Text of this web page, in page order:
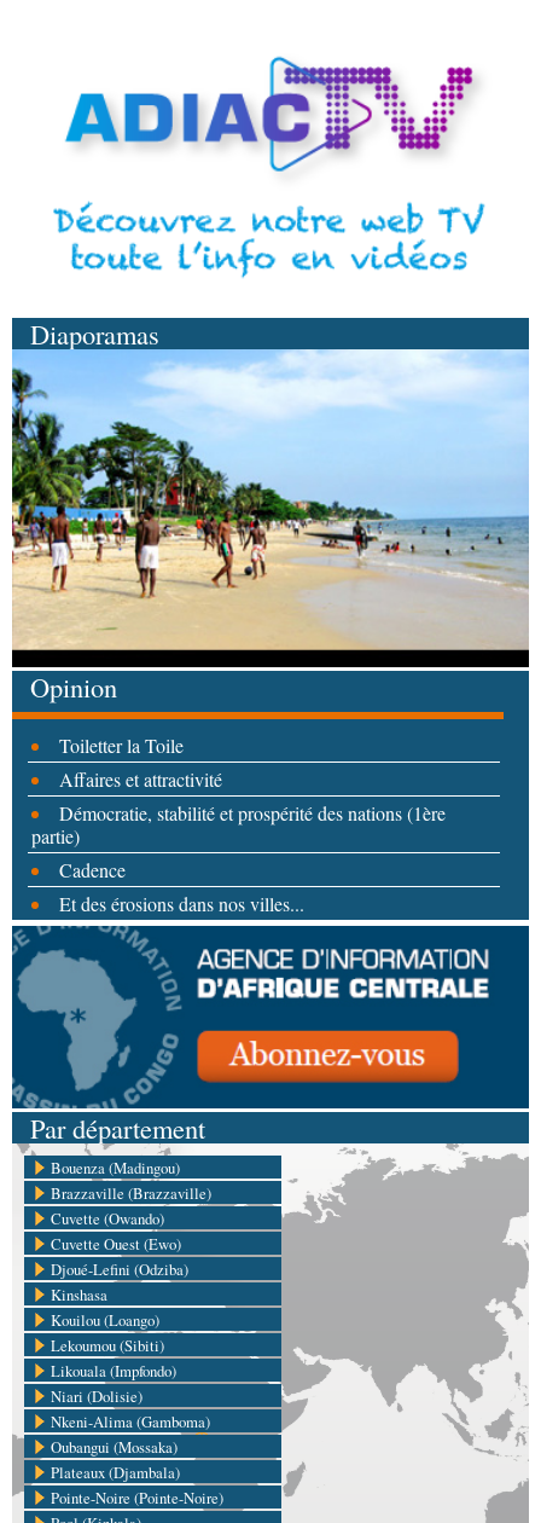
Diaporamas
Opinion
Toiletter la Toile
Affaires et attractivité
Démocratie, stabilité et prospérité des nations (1ère
partie)
Cadence
Et des érosions dans nos villes...
Par département
Bouenza (Madingou)
Brazzaville (Brazzaville)
Cuvette (Owando)
Cuvette Ouest (Ewo)
Djoué-Lefini (Odziba)
Kinshasa
Kouilou (Loango)
Lekoumou (Sibiti)
Likouala (Impfondo)
Niari (Dolisie)
Nkeni-Alima (Gamboma)
Oubangui (Mossaka)
Plateaux (Djambala)
Pointe-Noire (Pointe-Noire)